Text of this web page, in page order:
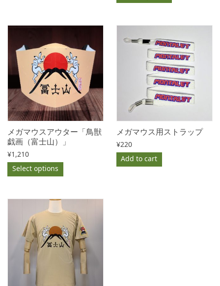
メガマウスアウター「鳥獣
戯画（富士山）」
¥1,210
Select options
メガマウス用ストラップ
¥220
Add to cart